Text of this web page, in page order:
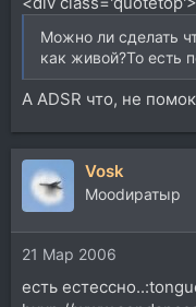
Можно ли сделать
как живой?То есть
А ADSR что, не
Vosk
Moodиратыр
21 Мар 2006
есть